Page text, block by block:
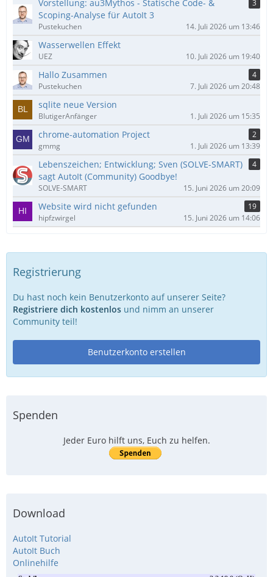
Vorstellung: au3Mythos - Statische Code- &
Scoping-Analyse für AutoIt 3
3
Pustekuchen 14. Juli 2026 um 13:46
Wasserwellen Effekt
UEZ 10. Juli 2026 um 19:40
Hallo Zusammen
4
Pustekuchen
7. Juli 2026 um 20:48
sqlite neue Version
BlutigerAnfänger 1. Juli 2026 um 15:35
chrome-automation Project
2
gmmg
1. Juli 2026 um 13:39
Lebenszeichen; Entwicklung; Sven (SOLVE-SMART)
sagt AutoIt (Community) Goodbye!
4
SOLVE-SMART 15. Juni 2026 um 20:09
Website wird nicht gefunden
19
hipfzwirgel
15. Juni 2026 um 14:06
Registrierung
Du hast noch kein Benutzerkonto auf unserer Seite?
Registriere dich kostenlos und nimm an unserer
Community teil!
Benutzerkonto erstellen
Spenden
Jeder Euro hilft uns, Euch zu helfen.
Download
AutoIt Tutorial
AutoIt Buch
Onlinehilfe